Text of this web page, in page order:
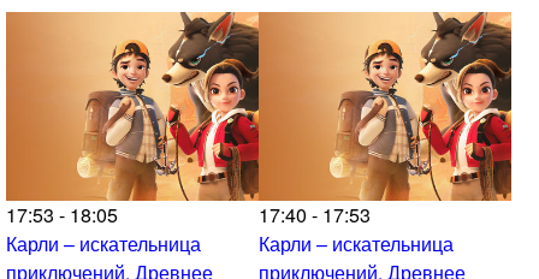
17:53 - 18:05
Карли – искательница
приключений. Древнее
17:40 - 17:53
Карли – искательница
приключений. Древнее